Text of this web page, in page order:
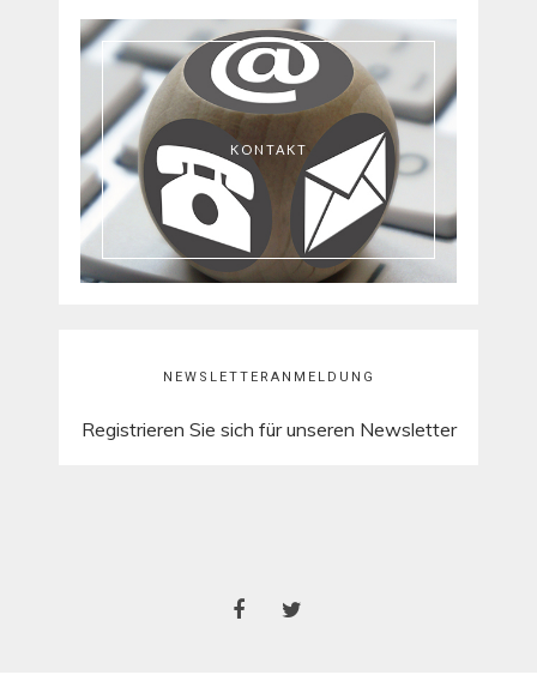
KONTAKT
NEWSLETTERANMELDUNG
Registrieren Sie sich für unseren Newsletter